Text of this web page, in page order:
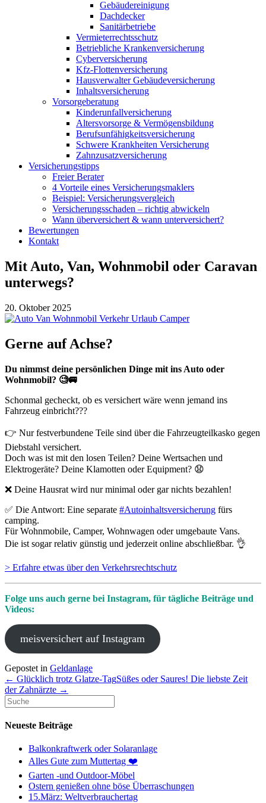
Gebäudereinigung
Dachdecker
Sanitärbetriebe
Vermieterrechtsschutz
Betriebliche Krankenversicherung
Cyberversicherung
Kfz-Flottenversicherung
Hausverwalter Gebäudeversicherung
Inhaltsversicherung
Vorsorgeberatung
Kinderunfallversicherung
Altersvorsorge & Vermögensbildung
Berufsunfähigkeitsversicherung
Schwere Krankheiten Versicherung
Zahnzusatzversicherung
Versicherungstipps
Freier Berater
4 Vorteile eines Versicherungsmaklers
Beispiel: Versicherungsvergleich
Versicherungsschaden – richtig abwickeln
Wann überversichert & wann unterversichert?
Bewertungen
Kontakt
Mit Auto, Van, Wohnmobil oder Caravan
unterwegs?
20. Oktober 2025
Gerne auf Achse?
Du nimmst deine persönlichen Dinge mit ins Auto oder
Wohnmobil? 🧐🚐
Schonmal gecheckt, ob es versichert wäre wenn jemand ins
Fahrzeug einbricht???
👉 Nur festverbundene Teile sind über die Fahrzeugteilkasko gegen
Diebstahl versichert.
Doch was ist mit den losen Teilen? Deine Wertsachen und
Elektrogeräte? Deine Klamotten oder Equipment? 😧
❌ Deine Hausrat wird nur minimal oder gar nichts bezahlen!
✅ Die Antwort: Eine separate #Autoinhaltsversicherung fürs
camping.
Für Wohnmobile, Camper, Wohnwagen oder umgebaute Vans.
Die ist sogar relativ günstig und jederzeit online abschließbar. 👌
> Erfahre etwas über den Verkehrsrechtschutz
Folge uns auch gerne bei Instagram, für tägliche Beiträge und
Videos:
meisversichert auf Instagram
Gepostet in Geldanlage
← Glücklich trotz Glatze-TagSüßes oder Saures! Die liebste Zeit
der Zahnärzte →
Neueste Beiträge
Balkonkraftwerk oder Solaranlage
Alles Gute zum Muttertag ❤️
Garten -und Outdoor-Möbel
Ostern genießen ohne böse Überraschungen
15.März: Weltverbrauchertag